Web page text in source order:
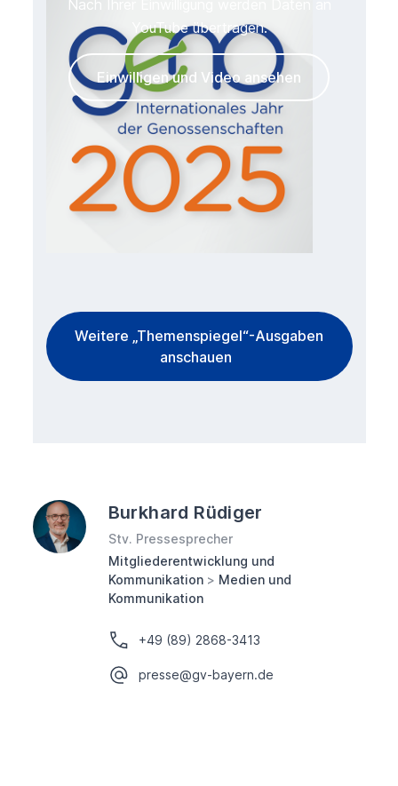
Nach Ihrer Einwilligung werden Daten an
YouTube übertragen.
Einwilligen und Video ansehen
Weitere „Themenspiegel“-Ausgaben
anschauen
Burkhard Rüdiger
Stv. Pressesprecher
Mitgliederentwicklung und
Kommunikation > Medien und
Kommunikation
+49 (89) 2868-3413
presse@gv-bayern.de